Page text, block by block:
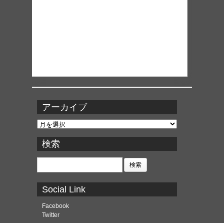
アーカイブ
ア
カ
イ
ブ
検索
検
Social Link
Facebook
Twitter